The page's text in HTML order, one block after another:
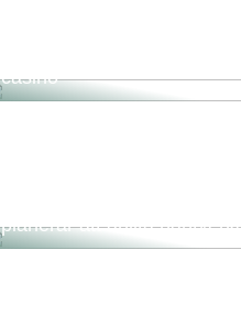
casino
planerar att anlita